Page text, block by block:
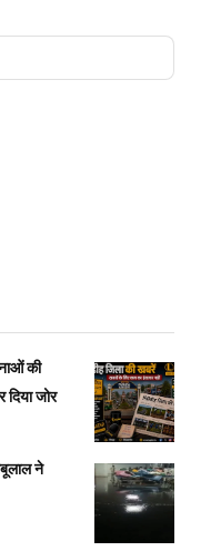
की
दिया जोर
ने